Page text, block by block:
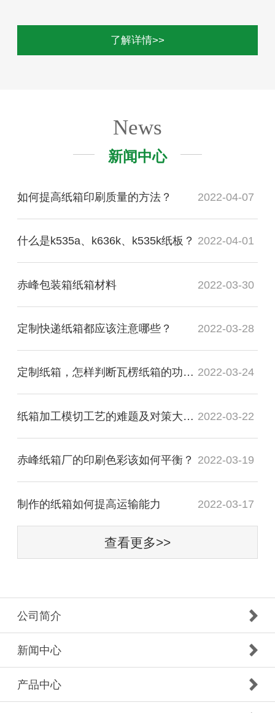
了解详情>>
News
新闻中心
如何提高纸箱印刷质量的方法？ 2022-04-07
什么是k535a、k636k、k535k纸板？ 2022-04-01
赤峰包装箱纸箱材料 2022-03-30
定制快递纸箱都应该注意哪些？ 2022-03-28
定制纸箱，怎样判断瓦楞纸箱的功能质量是否合格？ 2022-03-24
纸箱加工模切工艺的难题及对策大盘点 2022-03-22
赤峰纸箱厂的印刷色彩该如何平衡？ 2022-03-19
制作的纸箱如何提高运输能力 2022-03-17
查看更多>>
公司简介
新闻中心
产品中心